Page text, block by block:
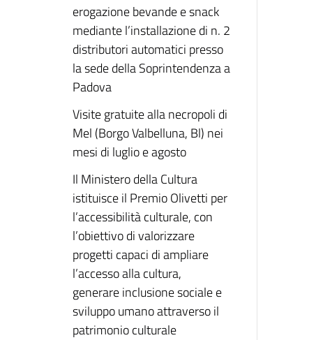
erogazione bevande e snack
mediante l’installazione di n. 2
distributori automatici presso
la sede della Soprintendenza a
Padova
Visite gratuite alla necropoli di
Mel (Borgo Valbelluna, Bl) nei
mesi di luglio e agosto
Il Ministero della Cultura
istituisce il Premio Olivetti per
l’accessibilità culturale, con
l’obiettivo di valorizzare
progetti capaci di ampliare
l’accesso alla cultura,
generare inclusione sociale e
sviluppo umano attraverso il
patrimonio culturale